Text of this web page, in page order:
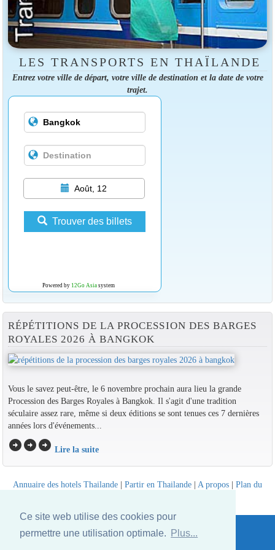
Ce site web utilise des cookies pour
permettre une utilisation optimale.
Plus...
LES TRANSPORTS EN THAÏLANDE
Entrez votre ville de départ, votre ville de destination et la date de votre
trajet.
Août, 12
Trouver des billets
Powered by 12Go Asiasystem
RÉPÉTITIONS DE LA PROCESSION DES BARGES
ROYALES 2026 À BANGKOK
Vous le savez peut-être, le 6 novembre prochain aura lieu la grande
Procession des Barges Royales à Bangkok. Il s'agit d'une tradition
séculaire assez rare, même si deux éditions se sont tenues ces 7 dernières
années lors d'événements...
arrow_circle_rightarrow_circle_rightarrow_circle_right Lire la suite
Annuaire des hotels Thailande | Partir en Thailande | A propos | Plan du